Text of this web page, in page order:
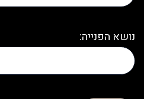
נושא הפנייה: